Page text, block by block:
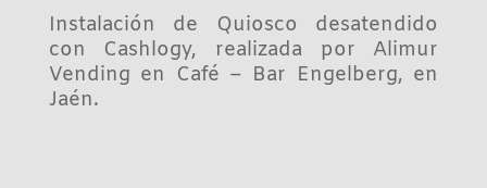
Instalación de Quiosco desatendido
con Cashlogy, realizada por Alimur
Vending en Café – Bar Engelberg, en
Jaén.